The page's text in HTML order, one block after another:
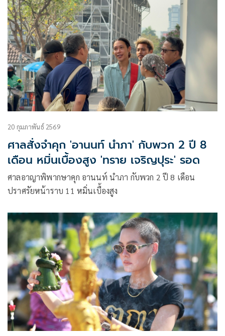
20 กุมภาพันธ์ 2569
ศาลสั่งจำคุก 'อานนท์ นำภา' กับพวก 2 ปี 8
เดือน หมิ่นเบื้องสูง 'ทราย เจริญปุระ' รอด
ศาลอาญาพิพากษาคุก อานนท์ นำภา กับพวก 2 ปี 8 เดือน
ปราศรัยหน้าราบ 11 หมิ่นเบื้องสูง